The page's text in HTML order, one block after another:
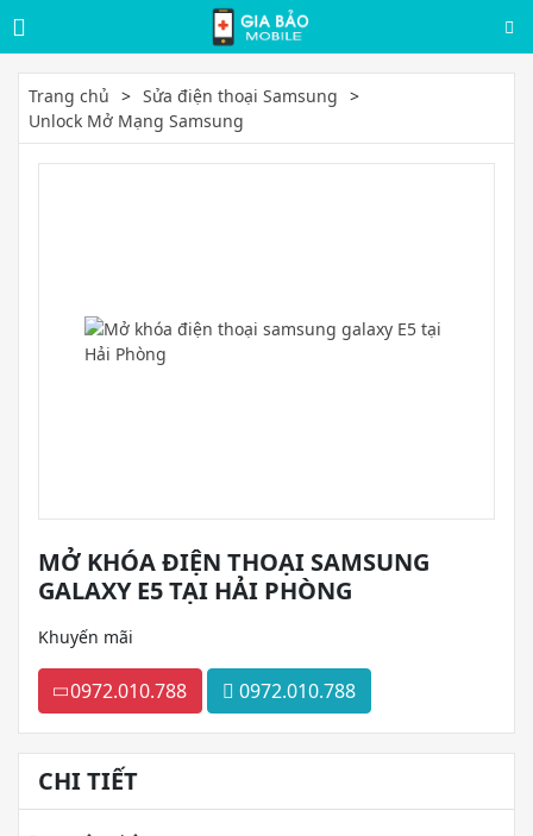
Trang chủ
Sửa điện thoại Samsung
Unlock Mở Mạng Samsung
MỞ KHÓA ĐIỆN THOẠI SAMSUNG
GALAXY E5 TẠI HẢI PHÒNG
Khuyến mãi
0972.010.788 0972.010.788
CHI TIẾT